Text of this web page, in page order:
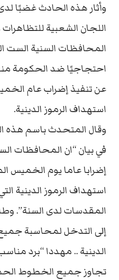
وأثار هذه الحادث غضبًا لدى
اللجان الشعبية
المحافظات السنية الست
احتجاجيًا ضد الحكومة
عن تنفيذ إضراب عام
استهداف الرموز الدينية.
وقال المتحدث باسم
في بيان “ان المحافظات
إضرابا عاما يوم الخميس
استهداف الرموز الدينية
المقدسات لدى السنة”.
إلى التدخل لمحاسبة
الدينية .. مهددا “برد
تجاوز جميع الخطوط